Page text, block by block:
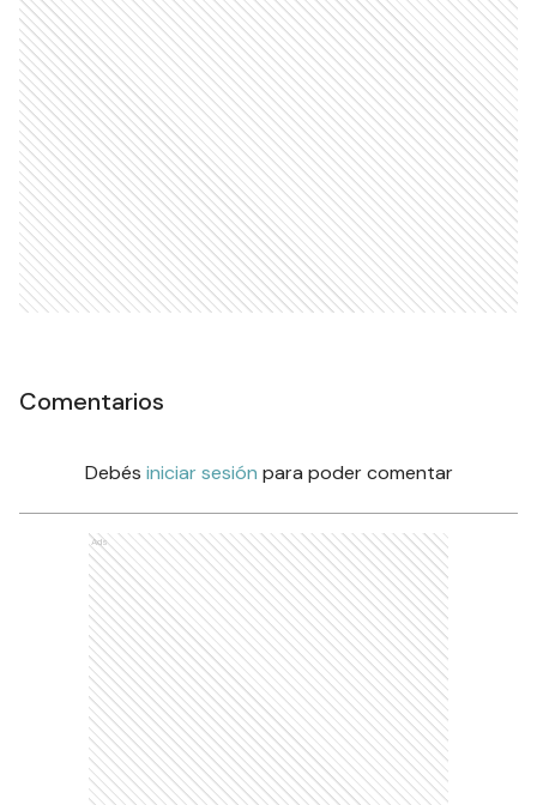
Comentarios
Debés iniciar sesión para poder comentar
Ads